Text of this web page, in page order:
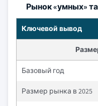
Рынок «умных»
Ключевой вывод
Базовый год
Размер рынка в 2025